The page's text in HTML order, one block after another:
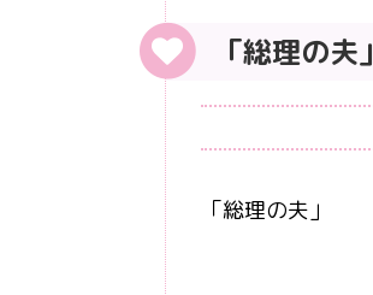
「総理の夫」
「総理の夫」